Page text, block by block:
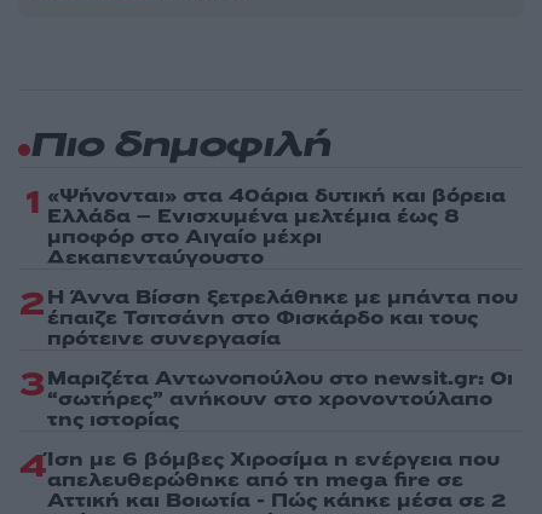
Πιο δημοφιλή
1 «Ψήνονται» στα 40άρια δυτική και βόρεια
Ελλάδα – Ενισχυμένα μελτέμια έως 8
μποφόρ στο Αιγαίο μέχρι
Δεκαπενταύγουστο
2Η Άννα Βίσση ξετρελάθηκε με μπάντα που
έπαιζε Τσιτσάνη στο Φισκάρδο και τους
πρότεινε συνεργασία
3Μαριζέτα Αντωνοπούλου στο newsit.gr: Οι
“σωτήρες” ανήκουν στο χρονοντούλαπο
της ιστορίας
4Ίση με 6 βόμβες Χιροσίμα η ενέργεια που
απελευθερώθηκε από τη mega fire σε
Αττική και Βοιωτία - Πώς κάηκε μέσα σε 2